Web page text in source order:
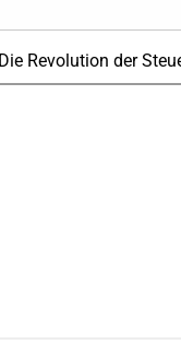
Revolution der